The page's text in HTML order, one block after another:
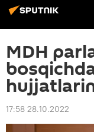
MDH
17:58 28.10.2022